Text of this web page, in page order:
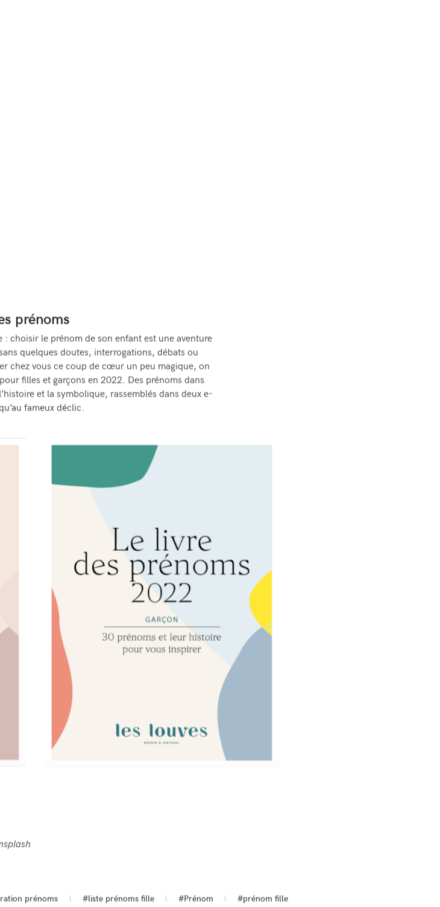
prénoms
: choisir le prénom de son enfant est une aventure
quelques doutes, interrogations, débats ou
chez vous ce coup de cœur un peu magique, on
filles et garçons en 2022. Des prénoms dans
et la symbolique, rassemblés dans deux e-
fameux déclic.
prénoms #liste prénoms fille #Prénom #prénom fille